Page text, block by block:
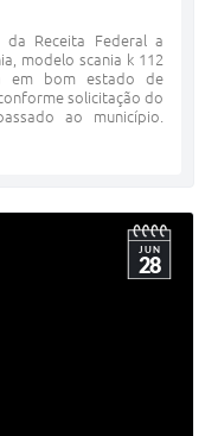
Receita Federal a
modelo scania k 112
em bom estado de
solicitação do
ao município.
JUN
28